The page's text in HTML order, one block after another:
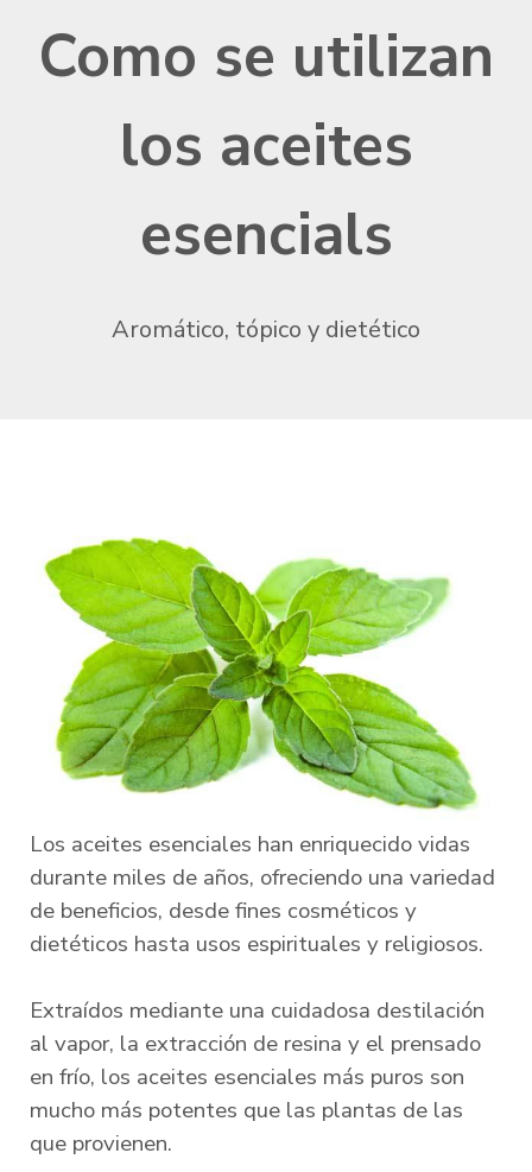
Como se utilizan
los aceites
esencials
Aromático, tópico y dietético
Los aceites esenciales han enriquecido vidas
durante miles de años, ofreciendo una variedad
de beneficios, desde fines cosméticos y
dietéticos hasta usos espirituales y religiosos.
Extraídos mediante una cuidadosa destilación
al vapor, la extracción de resina y el prensado
en frío, los aceites esenciales más puros son
mucho más potentes que las plantas de las
que provienen.